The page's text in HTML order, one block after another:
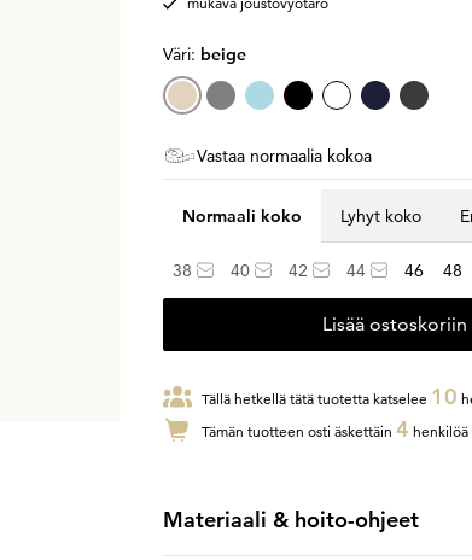
Väri: beige
Vastaa normaalia kokoa
Normaali koko Lyhyt koko
38 40 42 44 46 48
Lisää ostoskoriin
Tällä hetkellä tätä tuotetta katselee 10
Tämän tuotteen osti äskettäin 4 henkilöä
Materiaali & hoito-ohjeet